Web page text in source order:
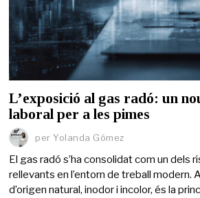
L’exposició al gas radó: un
laboral per a les pimes
per Yolanda Gómez
El gas radó s’ha consolidat com un dels
rellevants en l’entorn de treball modern.
d’origen natural, inodor i incolor, és la